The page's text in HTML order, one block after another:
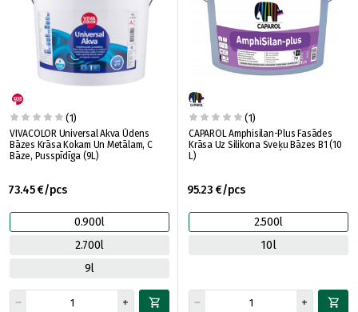
(1)
VIVACOLOR Universal Akva Ūdens
Bāzes Krāsa Kokam Un Metālam, C
Bāze, Pusspīdīga (9L)
73.45 €/pcs
0.900l
2.700l
9l
(1)
CAPAROL Amphisilan-Plus Fasādes
Krāsa Uz Silikona Sveķu Bāzes B1 (10
L)
95.23 €/pcs
2.500l
10l